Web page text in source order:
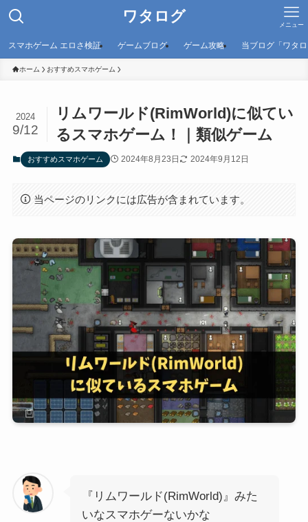
ワタログ メニュー
スマホゲーム エロさ検証 ゲームブログ ゲーム攻略 当ブログ「ワタ
ホーム おすすめスマホゲーム
リムワールド(RimWorld)に似てい
るスマホゲーム！｜類似ゲーム
2024
9/12
おすすめスマホゲーム 2024年8月23日 2024年9月12日
当ページのリンクには広告が含まれています。
『リムワールド(RimWorld)』みた
いなスマホゲーないかな